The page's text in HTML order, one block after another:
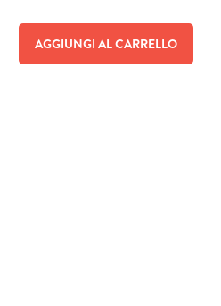
AGGIUNGI AL CARRELLO